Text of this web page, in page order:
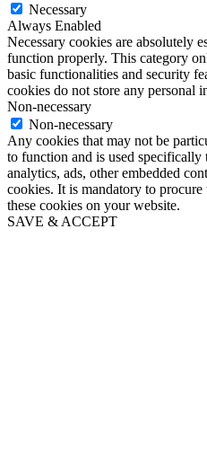
Necessary
Always Enabled
Necessary cookies are absolutely
function properly. This category
basic functionalities and security
cookies do not store any personal
Non-necessary
Non-necessary
Any cookies that may not be
to function and is used specifically
analytics, ads, other embedded
cookies. It is mandatory to
these cookies on your website.
SAVE & ACCEPT